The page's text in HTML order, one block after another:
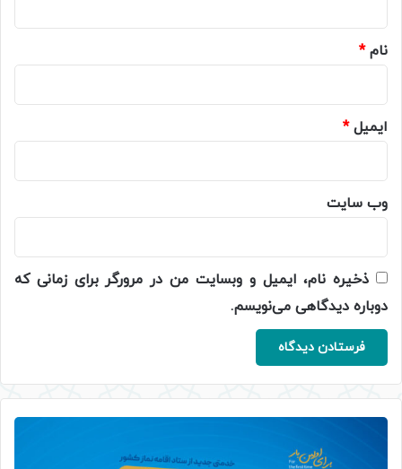
نام*
ایمیل*
وب‌ سایت
ذخیره نام، ایمیل و وبسایت من در مرورگر برای زمانی که
دوباره دیدگاهی می‌نویسم.